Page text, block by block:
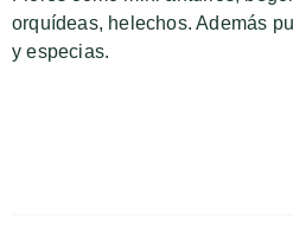
orquídeas, helechos. Además
y especias.